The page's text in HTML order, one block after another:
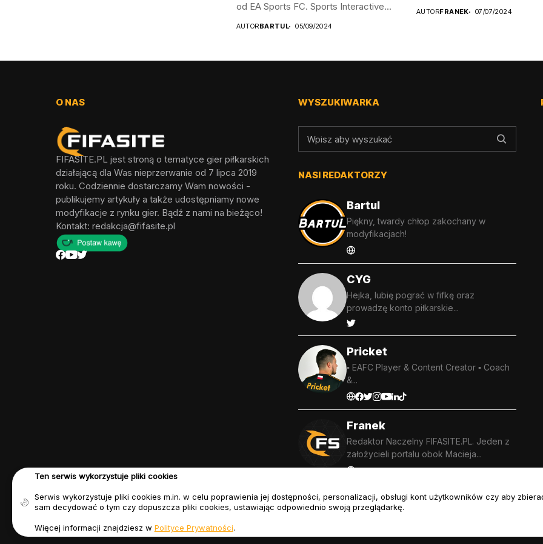
od EA Sports FC. Sports Interactive...
AUTORBARTUL 05/09/2024
AUTORFRANEK 07/07/2024
O NAS
FIFASITE.PL jest stroną o tematyce gier piłkarskich
działającą dla Was nieprzerwanie od 7 lipca 2019
roku. Codziennie dostarczamy Wam nowości -
publikujemy artykuły a także udostępniamy nowe
modyfikacje z rynku gier. Bądź z nami na bieżąco!
Kontakt: redakcja@fifasite.pl
WYSZUKIWARKA
NASI REDAKTORZY
Bartul
Piękny, twardy chłop zakochany w
modyfikacjach!
CYG
Hejka, lubię pograć w fifkę oraz
prowadzę konto piłkarskie...
Pricket
▪️ EAFC Player & Content Creator ▪️ Coach
&...
Franek
Redaktor Naczelny FIFASITE.PL. Jeden z
założycieli portalu obok Macieja...
© Copyright 2023 FIFASITE.PL. Motyw autorstwa
Ten serwis wykorzystuje pliki cookies
Serwis wykorzystuje pliki cookies m.in. w celu poprawienia jej dostępności, personalizacji, obsługi kont użytkowników czy aby
sam decydować o tym czy dopuszcza pliki cookies, ustawiając odpowiednio swoją przeglądarkę.
Więcej informacji znajdziesz w Polityce Prywatności.